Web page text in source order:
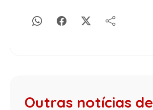
Outras notícias de